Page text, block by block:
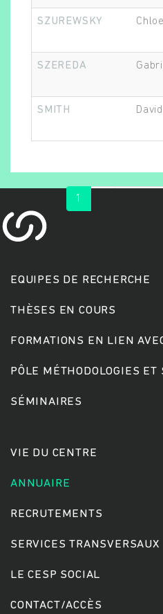
SZUREWSKY Chloe
SZEREDA
SMITH David
1
EQUIPES DE RECHERCHE
THÈSES EN COURS
FORMATIONS EN LIEN
PÔLE MÉTHODOLOGIES ET
SÉMINAIRES
VIE DU CENTRE
ANNUAIRE
RECRUTEMENTS
SERVICES TRANSVERSAUX
LE CESP SOCIAL
CONTACT/ACCÈS